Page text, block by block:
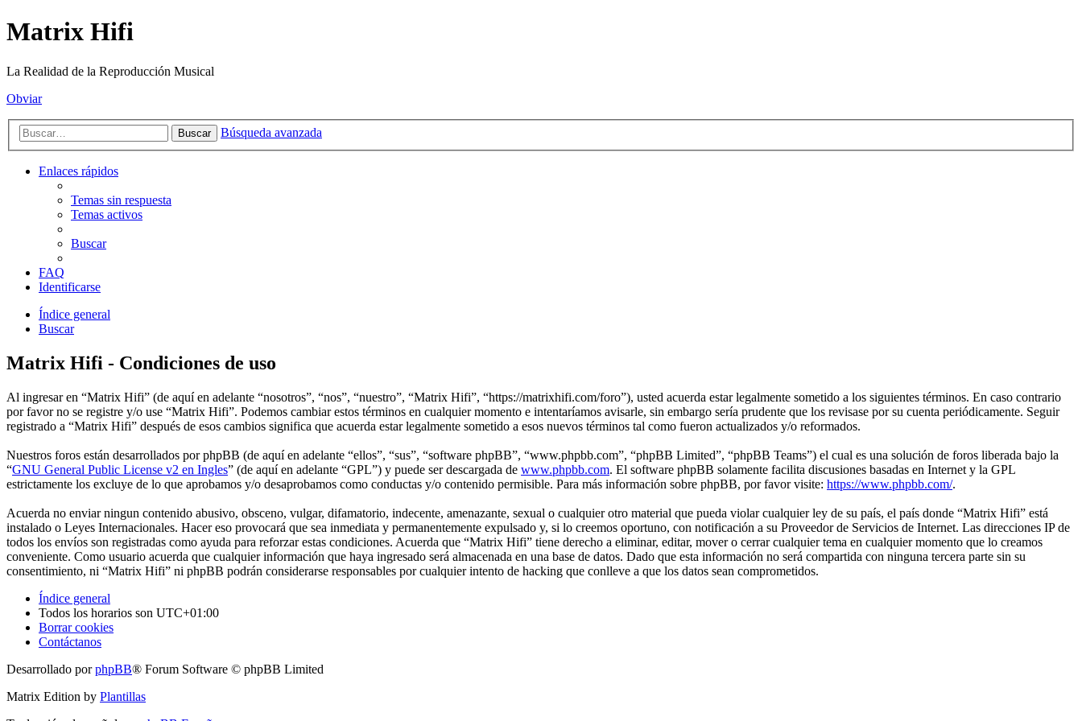
Matrix Hifi
La Realidad de la Reproducción Musical
Obviar
Buscar Búsqueda avanzada
Enlaces rápidos
Temas sin respuesta
Temas activos
Buscar
FAQ
Identificarse
Índice general
Buscar
Matrix Hifi - Condiciones de uso
Al ingresar en “Matrix Hifi” (de aquí en adelante “nosotros”, “nos”, “nuestro”, “Matrix Hifi”, “https://matrixhifi.com/foro”), usted acuerda estar legalmente sometido a los siguientes términos. En caso contrario
por favor no se registre y/o use “Matrix Hifi”. Podemos cambiar estos términos en cualquier momento e intentaríamos avisarle, sin embargo sería prudente que los revisase por su cuenta periódicamente. Seguir
registrado a “Matrix Hifi” después de esos cambios significa que acuerda estar legalmente sometido a esos nuevos términos tal como fueron actualizados y/o reformados.
Nuestros foros están desarrollados por phpBB (de aquí en adelante “ellos”, “sus”, “software phpBB”, “www.phpbb.com”, “phpBB Limited”, “phpBB Teams”) el cual es una solución de foros liberada bajo la
“GNU General Public License v2 en Ingles” (de aquí en adelante “GPL”) y puede ser descargada de www.phpbb.com. El software phpBB solamente facilita discusiones basadas en Internet y la GPL
estrictamente los excluye de lo que aprobamos y/o desaprobamos como conductas y/o contenido permisible. Para más información sobre phpBB, por favor visite: https://www.phpbb.com/.
Acuerda no enviar ningun contenido abusivo, obsceno, vulgar, difamatorio, indecente, amenazante, sexual o cualquier otro material que pueda violar cualquier ley de su país, el país donde “Matrix Hifi” está
instalado o Leyes Internacionales. Hacer eso provocará que sea inmediata y permanentemente expulsado y, si lo creemos oportuno, con notificación a su Proveedor de Servicios de Internet. Las direcciones IP de
todos los envíos son registradas como ayuda para reforzar estas condiciones. Acuerda que “Matrix Hifi” tiene derecho a eliminar, editar, mover o cerrar cualquier tema en cualquier momento que lo creamos
conveniente. Como usuario acuerda que cualquier información que haya ingresado será almacenada en una base de datos. Dado que esta información no será compartida con ninguna tercera parte sin su
consentimiento, ni “Matrix Hifi” ni phpBB podrán considerarse responsables por cualquier intento de hacking que conlleve a que los datos sean comprometidos.
Índice general
Todos los horarios son UTC+01:00
Borrar cookies
Contáctanos
Desarrollado porphpBB® Forum Software © phpBB Limited
Matrix Edition by Plantillas